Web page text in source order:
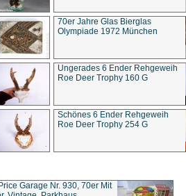
70er Jahre Glas Bierglas
Olympiade 1972 München
Ungerades 6 Ender Rehgeweih
Roe Deer Trophy 160 G
Schönes 6 Ender Rehgeweih
Roe Deer Trophy 254 G
Garage Nr. 930, 70er Mit